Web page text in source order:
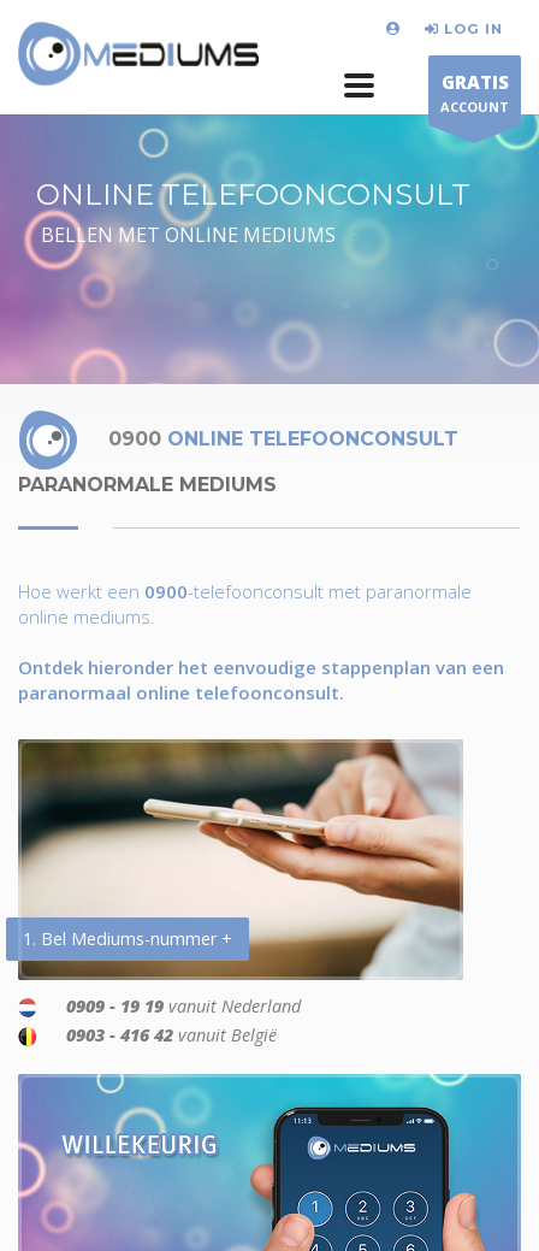
LOG IN
GRATIS
ACCOUNT
ONLINE TELEFOONCONSULT
BELLEN MET ONLINE MEDIUMS
0900 ONLINE TELEFOONCONSULT
PARANORMALE MEDIUMS
Hoe werkt een 0900-telefoonconsult met paranormale
online mediums.
Ontdek hieronder het eenvoudige stappenplan van een
paranormaal online telefoonconsult.
1. Bel Mediums-nummer +
0909 - 19 19 vanuit Nederland
0903 - 416 42 vanuit België